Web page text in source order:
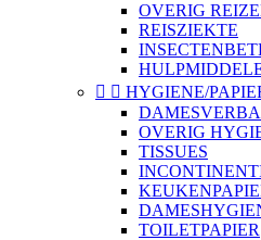
OVERIG
REISZIEKTE
  HYGIENE/
OVERIG
TISSUES
TOILETPAPIER